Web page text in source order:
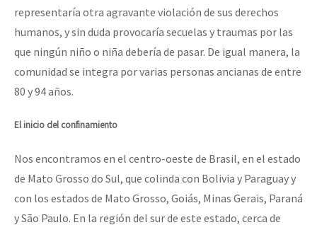
representaría otra agravante violación de sus derechos
humanos, y sin duda provocaría secuelas y traumas por las
que ningún niño o niña debería de pasar. De igual manera, la
comunidad se integra por varias personas ancianas de entre
80 y 94 años.
El inicio del confinamiento
Nos encontramos en el centro-oeste de Brasil, en el estado
de Mato Grosso do Sul, que colinda con Bolivia y Paraguay y
con los estados de Mato Grosso, Goiás, Minas Gerais, Paraná
y São Paulo. En la región del sur de este estado, cerca de